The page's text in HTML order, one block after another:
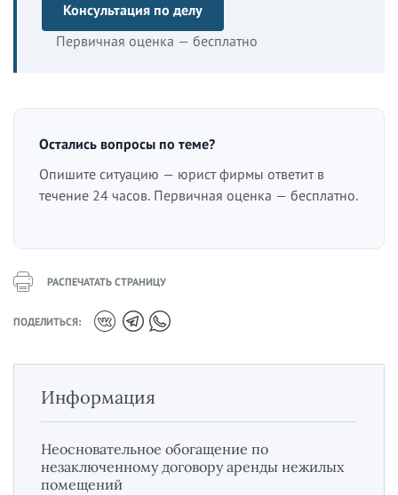
Консультация по делу
Первичная оценка — бесплатно
Остались вопросы по теме?
Опишите ситуацию — юрист фирмы ответит в
течение 24 часов. Первичная оценка — бесплатно.
РАСПЕЧАТАТЬ СТРАНИЦУ
ПОДЕЛИТЬСЯ:
Информация
Неосновательное обогащение по
незаключенному договору аренды нежилых
помещений